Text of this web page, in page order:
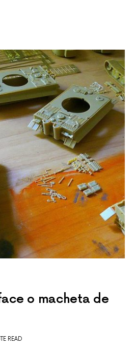
o macheta de
READ